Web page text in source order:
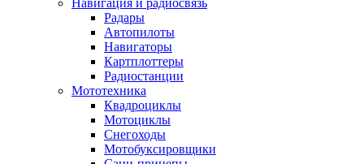
Навигация и радиосвязь
Радары
Автопилоты
Навигаторы
Картплоттеры
Радиостанции
Мототехника
Квадроциклы
Мотоциклы
Снегоходы
Мотобуксировщики